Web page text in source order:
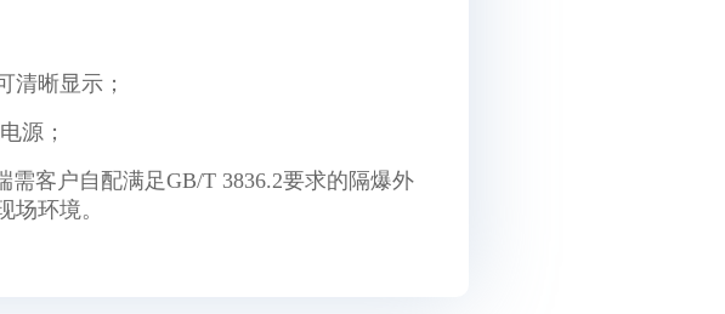
清晰显示；
源；
客户自配满足GB/T 3836.2要求的隔爆外
环境。